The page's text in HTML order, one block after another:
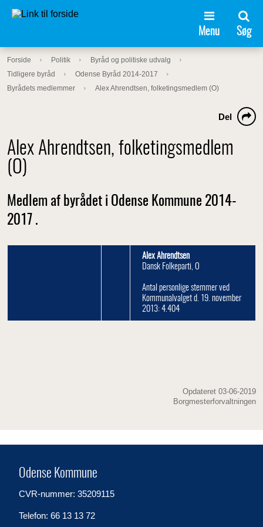
Menu Søg
Forside Politik
Byråd og politiske udvalg
Tidligere byråd
Odense Byråd 2014-2017
Byrådets medlemmer
Alex Ahrendtsen, folketingsmedlem (O)
Alex Ahrendtsen, folketingsmedlem
(O)
Del
Medlem af byrådet i Odense Kommune 2014-
2017 .
Alex Ahrendtsen
Dansk Folkeparti, O
Antal personlige stemmer ved
Kommunalvalget d. 19. november
2013: 4.404
Opdateret 03-06-2019
Borgmesterforvaltningen
Odense Kommune
CVR-nummer: 35209115
Telefon: 66 13 13 72